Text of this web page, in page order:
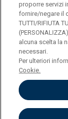
PI 02133120150
ENGLISH
Privacy
Accessibilità
Cookies
proporre servizi
fornire/negare il
TUTTI/RIFIUTA
alcuna scelta la
necessari.
Per ulteriori
Cookie.